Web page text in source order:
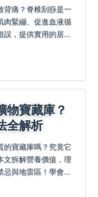
背痛？脊椎刮痧是一
肉緊繃、促進血液循
，提供實用的居家
物寶藏庫？
全解析
的寶藏庫嗎？究竟它
文拆解營養價值，理
與地雷區！學會嚴